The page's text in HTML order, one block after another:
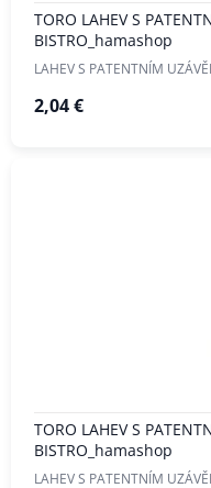
TORO LAHEV S
BISTRO_hamashop
LAHEV S PATENTNÍM
2,04 €
TORO LAHEV S
BISTRO_hamashop
LAHEV S PATENTNÍM